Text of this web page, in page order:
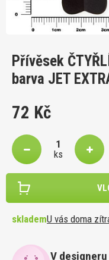
Přívěsek
barva JET
72 Kč
ks
sklademU vás doma
V